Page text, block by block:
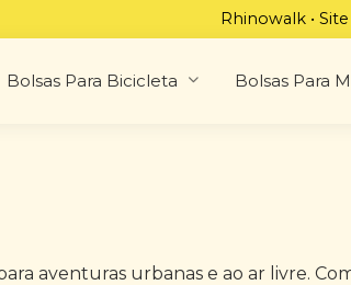
Rhinowalk •
Bolsas Para Bicicleta Bolsas Para
aventuras urbanas e ao ar livre.